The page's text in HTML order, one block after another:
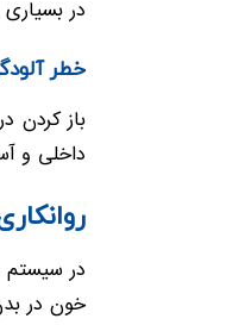
در
خطر
داخلی و
در سیستم
خون در